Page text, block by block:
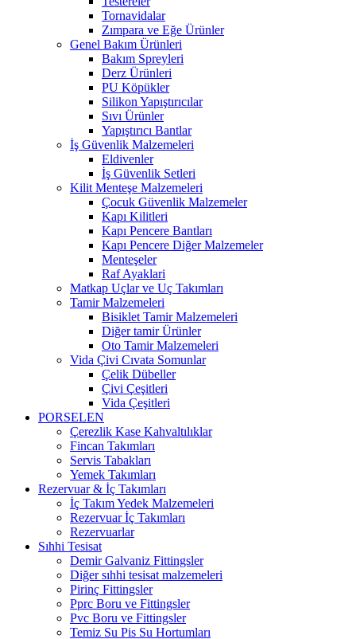
Tornavidalar
Zımpara ve Eğe Ürünler
Genel Bakım Ürünleri
Bakım Spreyleri
Derz Ürünleri
PU Köpükler
Silikon Yapıştırıcılar
Sıvı Ürünler
Yapıştırıcı Bantlar
İş Güvenlik Malzemeleri
Eldivenler
İş Güvenlik Setleri
Kilit Menteşe Malzemeleri
Çocuk Güvenlik Malzemeler
Kapı Kilitleri
Kapı Pencere Bantları
Kapı Pencere Diğer Malzemeler
Menteşeler
Raf Ayaklari
Matkap Uçlar ve Uç Takımları
Tamir Malzemeleri
Bisiklet Tamir Malzemeleri
Diğer tamir Ürünler
Oto Tamir Malzemeleri
Vida Çivi Cıvata Somunlar
Çelik Dübeller
Çivi Çeşitleri
Vida Çeşitleri
PORSELEN
Çerezlik Kase Kahvaltılıklar
Fincan Takımları
Servis Tabakları
Yemek Takımları
Rezervuar & İç Takımları
İç Takım Yedek Malzemeleri
Rezervuar İç Takımları
Rezervuarlar
Sıhhi Tesisat
Demir Galvaniz Fittingsler
Diğer sıhhi tesisat malzemeleri
Pirinç Fittingsler
Pprc Boru ve Fittingsler
Pvc Boru ve Fittingsler
Temiz Su Pis Su Hortumları